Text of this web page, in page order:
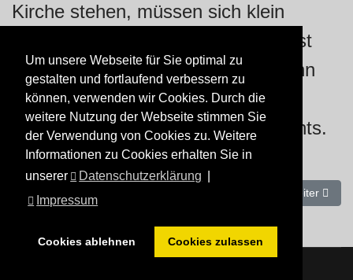
Um unsere Webseite für Sie optimal zu
gestalten und fortlaufend verbessern zu
können, verwenden wir Cookies. Durch die
weitere Nutzung der Webseite stimmen Sie
der Verwendung von Cookies zu. Weitere
Informationen zu Cookies erhalten Sie in
unserer
Datenschutzerklärung
Impressum
Cookies ablehnen Cookies zulassen
Kirche stehen, müssen sich klein
machen und ihre Aufgabe als Dienst
ansehen. Nur wenn sie dienen, dann
können sie leiten und führen. Eine
Kirche, die nicht dient, dient zu nichts.
Vorheriger Beitrag: Nichts, was von außen in den Menschen
Zurück Nächster
Weiter